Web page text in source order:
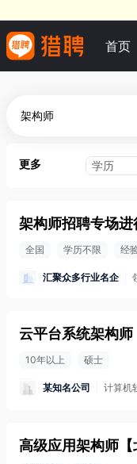
首页
更多 学历
架构师招聘专场进
全国 学历不限 经
汇聚众多行业名企
云平台系统架构师
10年以上 硕士
某知名公司 计算机
高级应用架构师 【